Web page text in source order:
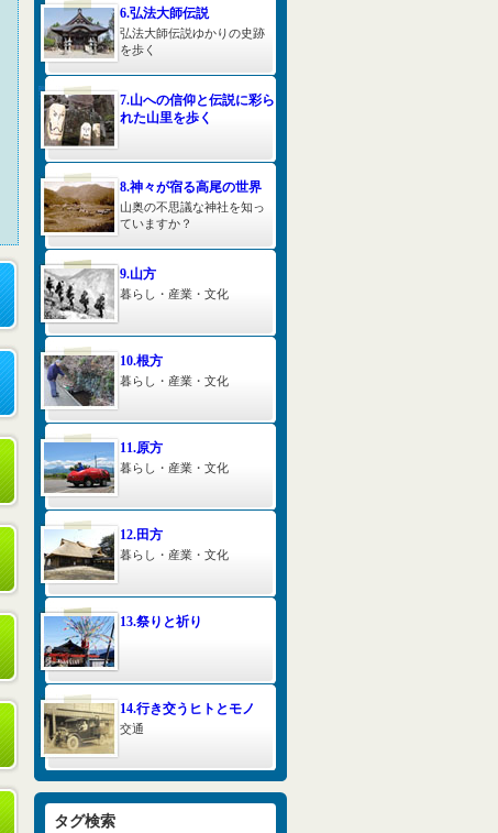
6.弘法大師伝説
弘法大師伝説ゆかりの史跡
を歩く
7.山への信仰と伝説に彩ら
れた山里を歩く
8.神々が宿る高尾の世界
山奥の不思議な神社を知っ
ていますか？
9.山方
暮らし・産業・文化
10.根方
暮らし・産業・文化
11.原方
暮らし・産業・文化
12.田方
暮らし・産業・文化
13.祭りと祈り
14.行き交うヒトとモノ
交通
タグ検索